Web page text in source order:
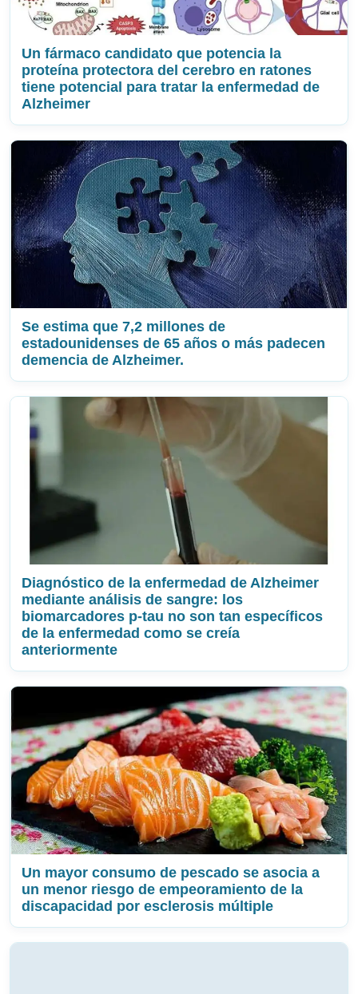
Un fármaco candidato que potencia la
proteína protectora del cerebro en ratones
tiene potencial para tratar la enfermedad de
Alzheimer
Se estima que 7,2 millones de
estadounidenses de 65 años o más padecen
demencia de Alzheimer.
Diagnóstico de la enfermedad de Alzheimer
mediante análisis de sangre: los
biomarcadores p-tau no son tan específicos
de la enfermedad como se creía
anteriormente
Un mayor consumo de pescado se asocia a
un menor riesgo de empeoramiento de la
discapacidad por esclerosis múltiple